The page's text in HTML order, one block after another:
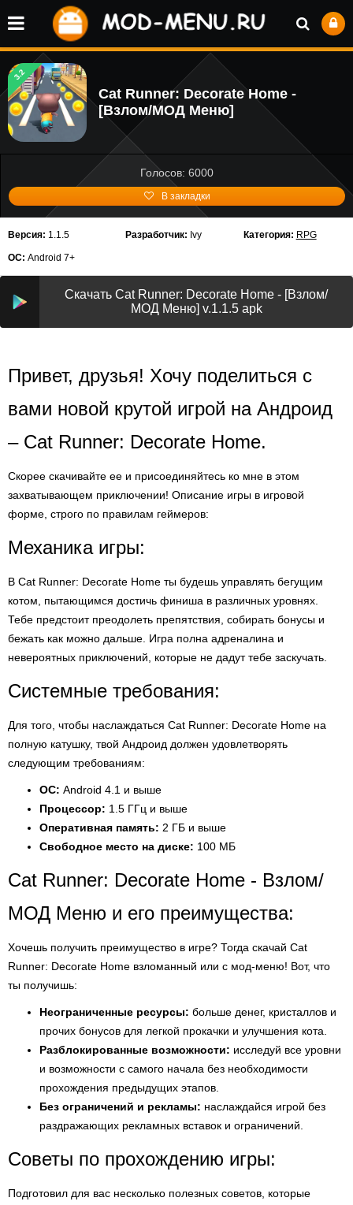
3.2
Cat Runner: Decorate Home -
[Взлом/МОД Меню]
Голосов: 6000
В закладки
Версия: 1.1.5 Разработчик: Ivy Категория: RPG
ОС: Android 7+
Скачать Cat Runner: Decorate Home - [Взлом/
МОД Меню] v.1.1.5 apk
Привет, друзья! Хочу поделиться с
вами новой крутой игрой на Андроид
– Cat Runner: Decorate Home.
Скорее скачивайте ее и присоединяйтесь ко мне в этом
захватывающем приключении! Описание игры в игровой
форме, строго по правилам геймеров:
Механика игры:
В Cat Runner: Decorate Home ты будешь управлять бегущим
котом, пытающимся достичь финиша в различных уровнях.
Тебе предстоит преодолеть препятствия, собирать бонусы и
бежать как можно дальше. Игра полна адреналина и
невероятных приключений, которые не дадут тебе заскучать.
Системные требования:
Для того, чтобы наслаждаться Cat Runner: Decorate Home на
полную катушку, твой Андроид должен удовлетворять
следующим требованиям:
ОС: Android 4.1 и выше
Процессор: 1.5 ГГц и выше
Оперативная память: 2 ГБ и выше
Свободное место на диске: 100 МБ
Cat Runner: Decorate Home - Взлом/
МОД Меню и его преимущества:
Хочешь получить преимущество в игре? Тогда скачай Cat
Runner: Decorate Home взломанный или с мод-меню! Вот, что
ты получишь:
Неограниченные ресурсы: больше денег, кристаллов и
прочих бонусов для легкой прокачки и улучшения кота.
Разблокированные возможности: исследуй все уровни
и возможности с самого начала без необходимости
прохождения предыдущих этапов.
Без ограничений и рекламы: наслаждайся игрой без
раздражающих рекламных вставок и ограничений.
Советы по прохождению игры:
Подготовил для вас несколько полезных советов, которые